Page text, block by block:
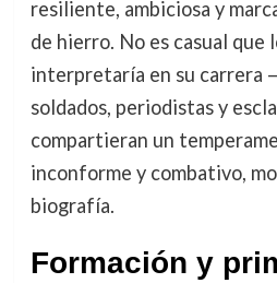
resiliente, ambiciosa y
de hierro. No es casual que
interpretaría en su carrera
soldados, periodistas y
compartieran un
inconforme y combativo,
biografía.
Formación y